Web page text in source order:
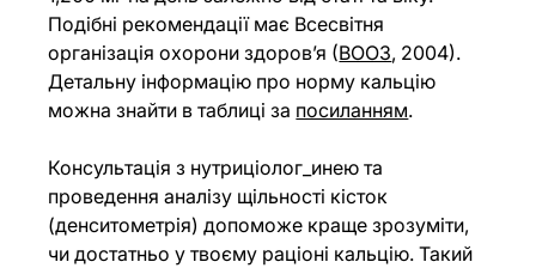
Подібні рекомендації має Всесвітня
організація охорони здоров’я (ВООЗ, 2004).
Детальну інформацію про норму кальцію
можна знайти в таблиці за посиланням.
Консультація з нутриціолог_инею та
проведення аналізу щільності кісток
(денситометрія) допоможе краще зрозуміти,
чи достатньо у твоєму раціоні кальцію. Такий